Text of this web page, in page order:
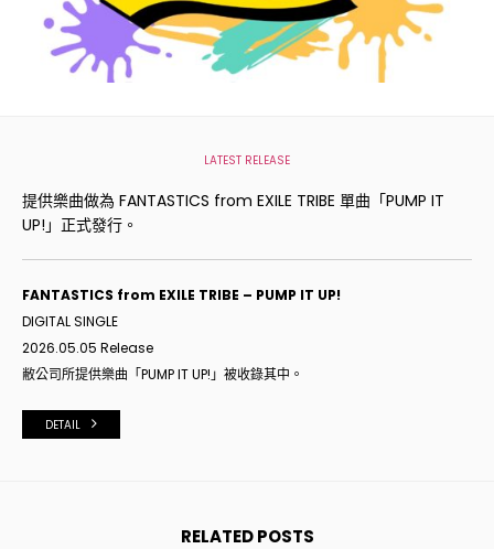
LATEST RELEASE
提供樂曲做為 FANTASTICS from EXILE TRIBE 單曲「PUMP IT
UP!」正式發行。
FANTASTICS from EXILE TRIBE – PUMP IT UP!
DIGITAL SINGLE
2026.05.05 Release
敝公司所提供樂曲「PUMP IT UP! 」被收錄其中。
DETAIL
RELATED POSTS